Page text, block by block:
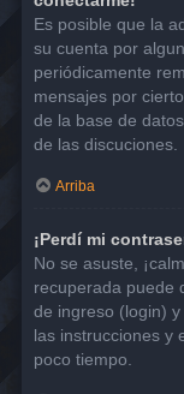
Es posible que la
su cuenta por
periódicamente
mensajes por
de la base de
de las discuciones.
Arriba
¡Perdí mi
No se asuste,
recuperada puede
de ingreso (login)
las instrucciones y
poco tiempo.